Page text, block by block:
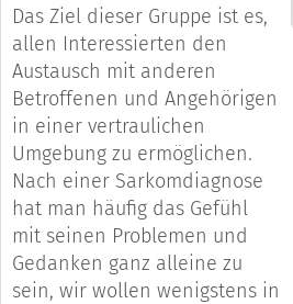
Das Ziel dieser Gruppe ist es,
allen Interessierten den
Austausch mit anderen
Betroffenen und Angehörigen
in einer vertraulichen
Umgebung zu ermöglichen.
Nach einer Sarkomdiagnose
hat man häufig das Gefühl
mit seinen Problemen und
Gedanken ganz alleine zu
sein, wir wollen wenigstens in